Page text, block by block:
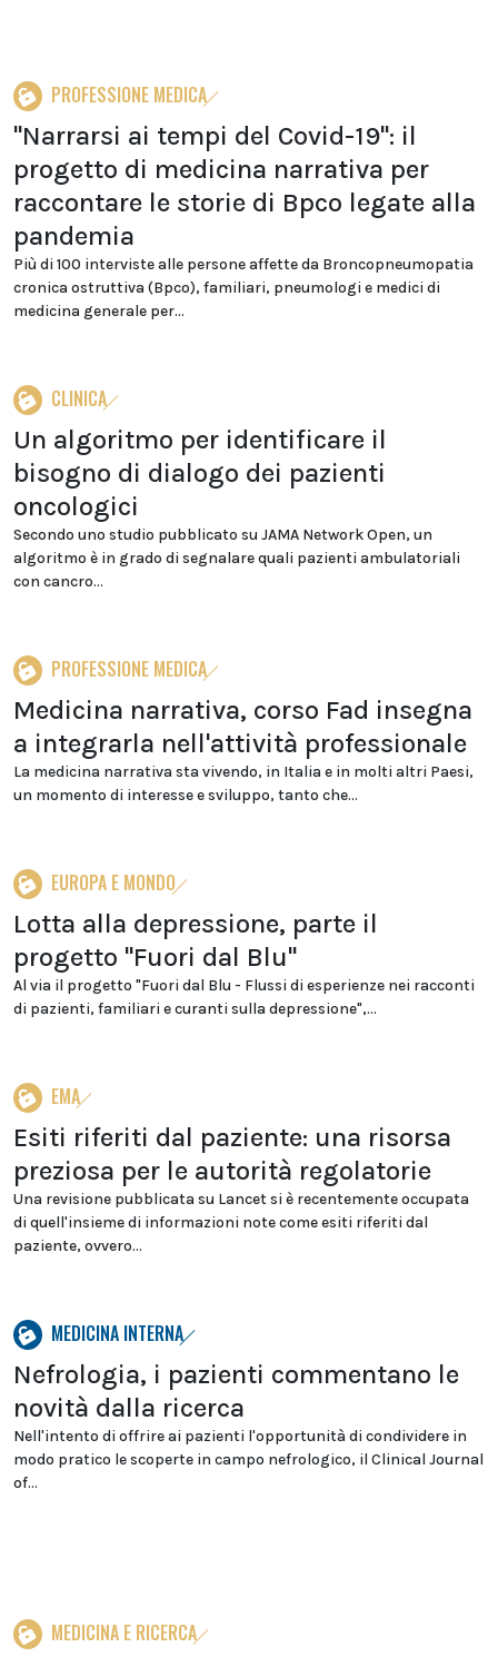
PROFESSIONE MEDICA
"Narrarsi ai tempi del Covid-19": il
progetto di medicina narrativa per
raccontare le storie di Bpco legate alla
pandemia
Più di 100 interviste alle persone affette da Broncopneumopatia
cronica ostruttiva (Bpco), familiari, pneumologi e medici di
medicina generale per...
CLINICA
Un algoritmo per identificare il
bisogno di dialogo dei pazienti
oncologici
Secondo uno studio pubblicato su JAMA Network Open, un
algoritmo è in grado di segnalare quali pazienti ambulatoriali
con cancro...
PROFESSIONE MEDICA
Medicina narrativa, corso Fad insegna
a integrarla nell'attività professionale
La medicina narrativa sta vivendo, in Italia e in molti altri Paesi,
un momento di interesse e sviluppo, tanto che...
EUROPA E MONDO
Lotta alla depressione, parte il
progetto "Fuori dal Blu"
Al via il progetto "Fuori dal Blu - Flussi di esperienze nei racconti
di pazienti, familiari e curanti sulla depressione",...
EMA
Esiti riferiti dal paziente: una risorsa
preziosa per le autorità regolatorie
Una revisione pubblicata su Lancet si è recentemente occupata
di quell'insieme di informazioni note come esiti riferiti dal
paziente, ovvero...
MEDICINA INTERNA
Nefrologia, i pazienti commentano le
novità dalla ricerca
Nell'intento di offrire ai pazienti l'opportunità di condividere in
modo pratico le scoperte in campo nefrologico, il Clinical Journal
of...
MEDICINA E RICERCA